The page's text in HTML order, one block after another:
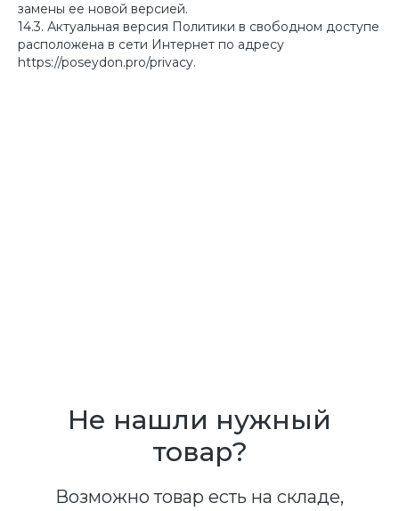
замены ее новой версией.
14.3. Актуальная версия Политики в свободном доступе
расположена в сети Интернет по адресу
https://poseydon.pro/privacy.
Не нашли нужный
товар?
Возможно товар есть на складе,